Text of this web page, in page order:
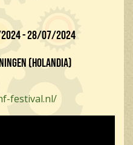
- 28/07/2024
(Holandia)
festival.nl/